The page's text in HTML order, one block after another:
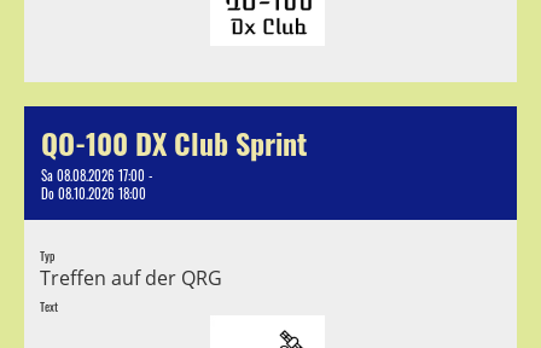
QO-100 DX Club Sprint
Sa 08.08.2026 17:00 -
Do 08.10.2026 18:00
Typ
Treffen auf der QRG
Text